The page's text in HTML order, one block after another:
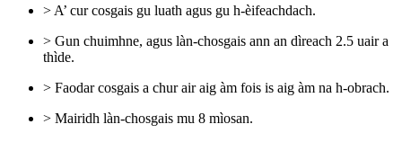
> A’ cur cosgais gu luath agus gu h-èifeachdach.
> Gun chuimhne, agus làn-chosgais ann an dìreach 2.5 uair a
thìde.
> Faodar cosgais a chur air aig àm fois is aig àm na h-obrach.
> Mairidh làn-chosgais mu 8 mìosan.